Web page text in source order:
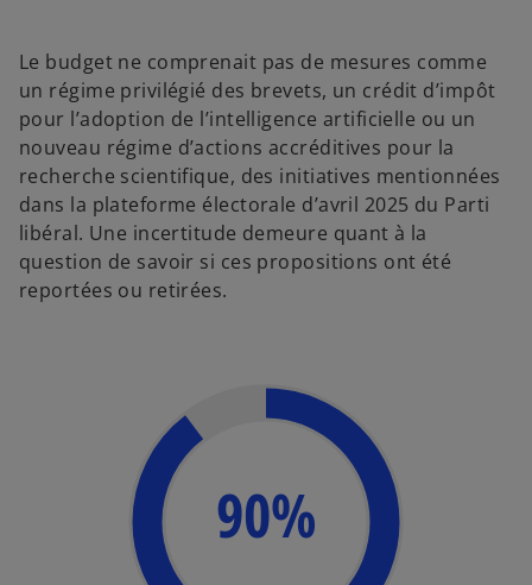
Le budget ne comprenait pas de mesures comme
un régime privilégié des brevets, un crédit d’impôt
pour l’adoption de l’intelligence artificielle ou un
nouveau régime d’actions accréditives pour la
recherche scientifique, des initiatives mentionnées
dans la plateforme électorale d’avril 2025 du Parti
libéral. Une incertitude demeure quant à la
question de savoir si ces propositions ont été
reportées ou retirées.
90%